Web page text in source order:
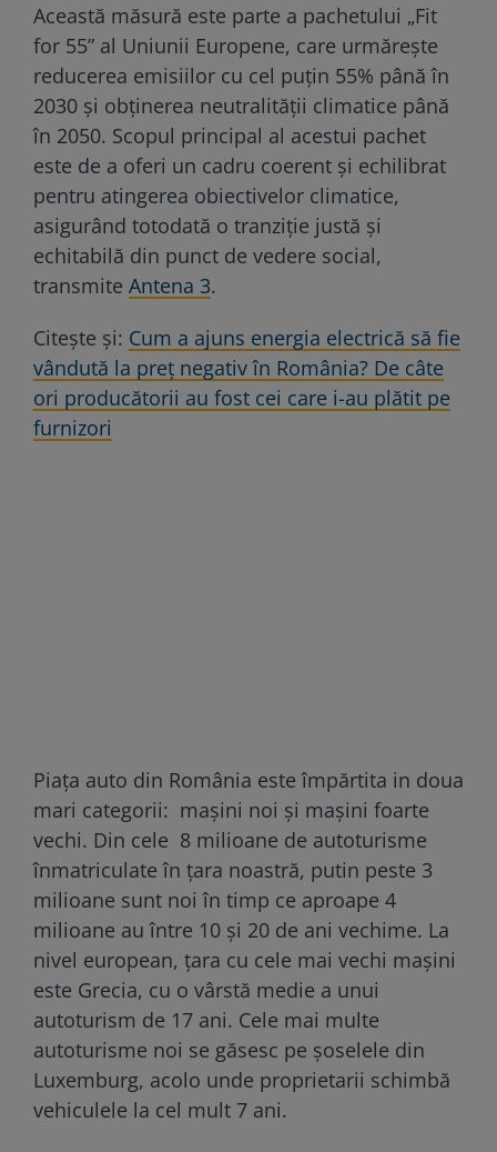
Această măsură este parte a pachetului „Fit
for 55” al Uniunii Europene, care urmărește
reducerea emisiilor cu cel puțin 55% până în
2030 și obținerea neutralității climatice până
în 2050. Scopul principal al acestui pachet
este de a oferi un cadru coerent și echilibrat
pentru atingerea obiectivelor climatice,
asigurând totodată o tranziție justă și
echitabilă din punct de vedere social,
transmite Antena 3.
Citeşte şi: Cum a ajuns energia electrică să fie
vândută la preț negativ în România? De câte
ori producătorii au fost cei care i-au plătit pe
furnizori
Piaţa auto din România este împărtita in doua
mari categorii: maşini noi şi maşini foarte
vechi. Din cele 8 milioane de autoturisme
înmatriculate în ţara noastră, putin peste 3
milioane sunt noi în timp ce aproape 4
milioane au între 10 şi 20 de ani vechime. La
nivel european, ţara cu cele mai vechi maşini
este Grecia, cu o vârstă medie a unui
autoturism de 17 ani. Cele mai multe
autoturisme noi se găsesc pe şoselele din
Luxemburg, acolo unde proprietarii schimbă
vehiculele la cel mult 7 ani.